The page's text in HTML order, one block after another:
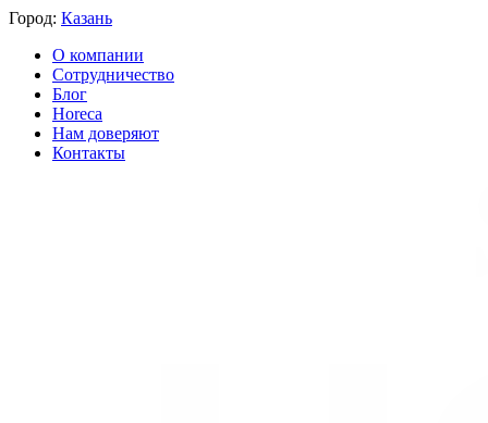
Город: Казань
О компании
Сотрудничество
Блог
Horeca
Нам доверяют
Контакты